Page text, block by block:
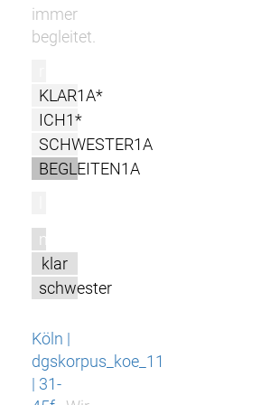
immer
begleitet.
KLAR1A*
ICH1*
SCHWESTER1A
BEGLEITEN1A
m
klar
schwester
Köln |
dgskorpus_koe_11
| 31-